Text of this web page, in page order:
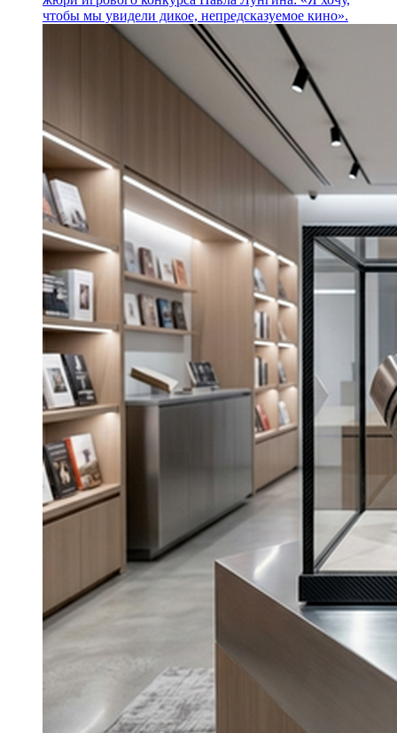
чтобы мы увидели дикое, непредсказуемое кино».